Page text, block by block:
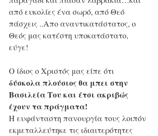
από ευκολίες ένα σωρό, από Θεό
πάσχεις ..Απο αναντικατάστατος, ο
Θεός μας κατέστη υποκατάστατο,
εύγε!
Ο ίδιος ο Χριστός μας είπε ότι
δύσκολα πλούσιος θα μπει στην
Βασιλεία Του και έτσι ακριβώς
έχουν τα πράγματα!
Η ευφάνταστη πανουργία τους λοιπόν
εκμεταλλεύτηκε τις ιδιαιτερότητες